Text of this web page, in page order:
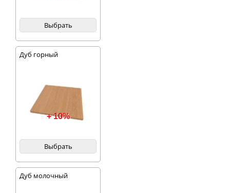
Выбрать
Дуб горный
+ 10%
Выбрать
Дуб молочный